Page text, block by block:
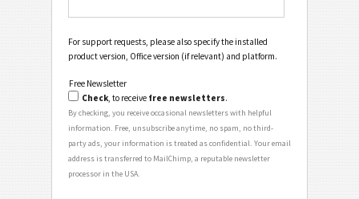
For support requests, please also specify the installed
product version, Office version (if relevant) and platform.
Free Newsletter
Check, to receive free newsletters.
By checking, you receive occasional newsletters with helpful
information. Free, unsubscribe anytime, no spam, no third-
party ads, your information is treated as confidential. Your email
address is transferred to MailChimp, a reputable newsletter
processor in the USA.